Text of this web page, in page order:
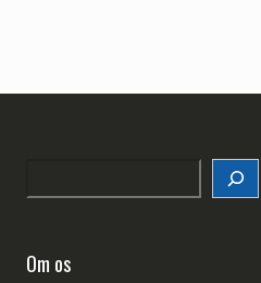
Om os